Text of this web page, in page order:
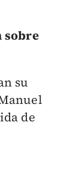
sobre
su
de